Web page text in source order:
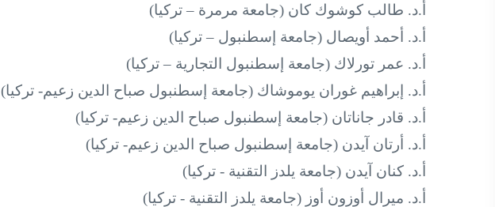
أ.د. طالب كوشوك كان (جامعة مرمرة – تركيا)
أ.د. أحمد أويصال (جامعة إسطنبول – تركيا)
أ.د. عمر تورلاك (جامعة إسطنبول التجارية – تركيا)
أ.د. إبراهيم غوران يوموشاك (جامعة إسطنبول صباح الدين زعيم- تركيا)
أ.د. قادر جاناتان (جامعة إسطنبول صباح الدين زعيم- تركيا)
أ.د. أرتان آيدن (جامعة إسطنبول صباح الدين زعيم- تركيا)
أ.د. كنان آيدن (جامعة يلدز التقنية - تركيا)
أ.د. ميرال أوزون أوز (جامعة يلدز التقنية - تركيا)